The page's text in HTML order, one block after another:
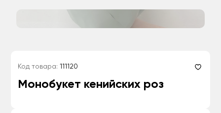
Код товара: 111120
Монобукет кенийских роз